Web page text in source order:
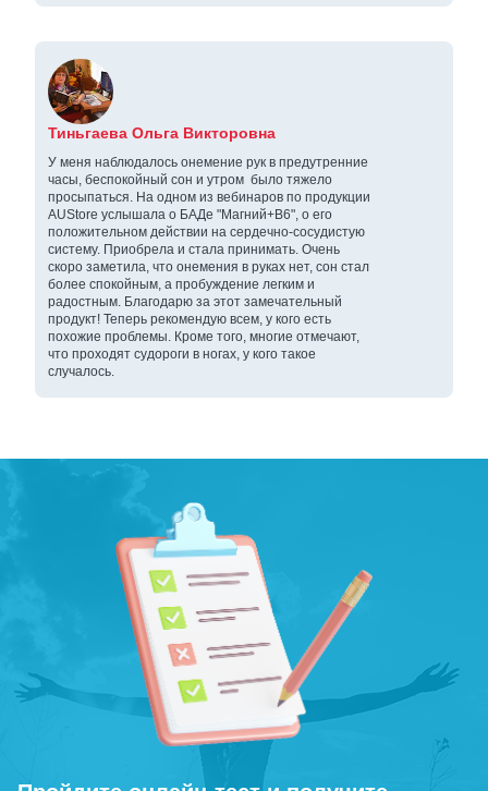
Тиньгаева Ольга Викторовна
У меня наблюдалось онемение рук в предутренние
часы, беспокойный сон и утром было тяжело
просыпаться. На одном из вебинаров по продукции
AUStore услышала о БАДе "Магний+В6", о его
положительном действии на сердечно-сосудистую
систему. Приобрела и стала принимать. Очень
скоро заметила, что онемения в руках нет, сон стал
более спокойным, а пробуждение легким и
радостным. Благодарю за этот замечательный
продукт! Теперь рекомендую всем, у кого есть
похожие проблемы. Кроме того, многие отмечают,
что проходят судороги в ногах, у кого такое
случалось.